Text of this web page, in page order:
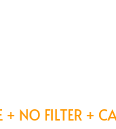
NO FILTER +